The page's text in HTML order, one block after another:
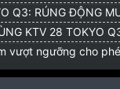
Q3: RÚNG ĐỘNG
28 TOKYO Q3: CƠN
vượt ngưỡng cho